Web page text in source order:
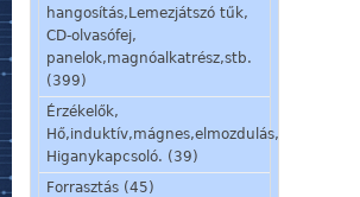
hangosítás,Lemezjátszó tűk,
CD-olvasófej,
panelok,magnóalkatrész,stb.
(399)
Érzékelők,
Hő,induktív,mágnes,elmozdulás,stb.
Higanykapcsoló. (39)
Forrasztás (45)